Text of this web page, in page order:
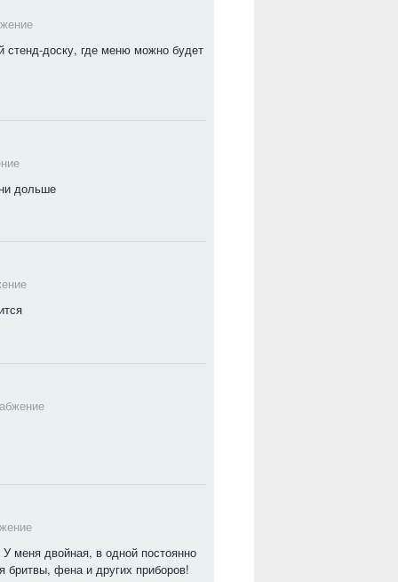
стенд-доску, где меню можно будет
дольше
меня двойная, в одной постоянно
бритвы, фена и других приборов!